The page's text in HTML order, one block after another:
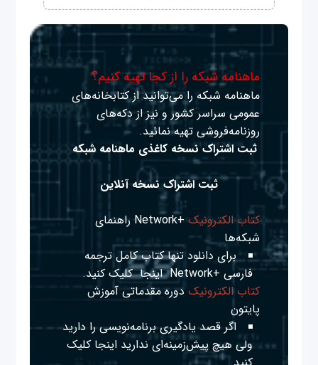
ماهنامه شبکه را از کجا تهیه کنیم؟
ماهنامه شبکه را می‌توانید از کتابخانه‌های
عمومی سراسر کشور و نیز از دکه‌های
روزنامه‌فروشی تهیه نمائید.
ثبت اشتراک نسخه کاغذی ماهنامه شبکه
ثبت اشتراک نسخه آنلاین
کتاب الکترونیک
+Network راهنمای
شبکه‌ها
برای دانلود تنها کتاب کامل ترجمه
فارسی +Network
اینجا کلیک کنید.
کتاب الکترونیک دوره مقدماتی آموزش
پایتون
اگر قصد یادگیری برنامه‌نویسی را دارید
ولی هیچ پیش‌زمینه‌ای نداریداینجا کلیک